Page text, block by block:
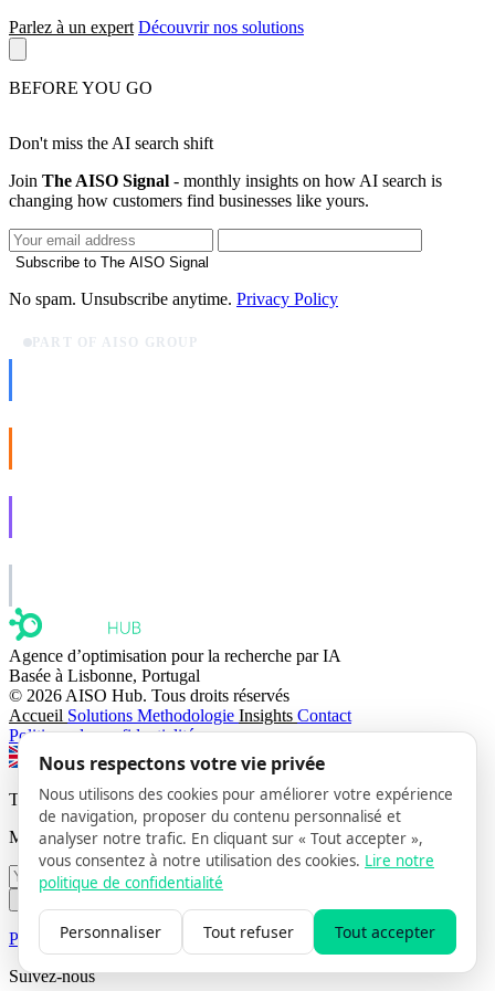
Parlez à un expert Découvrir nos solutions
BEFORE YOU GO
Don't miss the AI search shift
Join The AISO Signal - monthly insights on how AI search is
changing how customers find businesses like yours.
Subscribe to The AISO Signal
No spam. Unsubscribe anytime. Privacy Policy
PART OF AISO GROUP
Agence d’optimisation pour la recherche par IA
Basée à Lisbonne, Portugal
© 2026 AISO Hub. Tous droits réservés
Accueil Solutions Methodologie Insights Contact
Politique de confidentialité
Switch to EN
Switch to FR
Switch to PT
The AISO Signal
Monthly AI search insights. No spam.
Privacy Policy· Unsubscribe anytime
Suivez-nous
Nous respectons votre vie privée
Nous utilisons des cookies pour améliorer votre expérience
de navigation, proposer du contenu personnalisé et
analyser notre trafic. En cliquant sur « Tout accepter »,
vous consentez à notre utilisation des cookies. Lire notre
politique de confidentialité
Personnaliser Tout refuser Tout accepter